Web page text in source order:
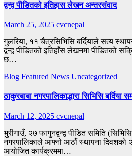
द्वन्द्व पीडितको इतिहास लेखन अन्तरसंवाद
March 25, 2025 cvcnepal
गुलरिया, ११ चैत्रसिभिसि बर्दियाले सत्य
द्वन्द्व पीडितको इतिहाँस लेखनमा पीडितको
छ…
Blog Featured News Uncategorized
ठाकुरबाबा नगरपालिकाद्धारा सिभिसि बर्दिया
March 12, 2025 cvcnepal
भुरीगाउँ, २७ फागुनद्वन्द्व पीडित समिति
नगरपालिकाले आफ्नो आठौं स्थापना
आयोजित कार्यक्रममा…